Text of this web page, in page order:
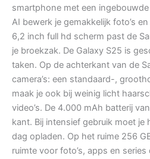
smartphone met een
AI bewerk je gemakkelijk foto’s
6,2 inch full hd scherm past de
je broekzak. De Galaxy S25 is
taken. Op de achterkant van de
camera’s: een standaard-,
maak je ook bij weinig licht
video’s. De 4.000 mAh batterij
kant. Bij intensief gebruik moet je
dag opladen. Op het ruime 256
ruimte voor foto’s, apps en